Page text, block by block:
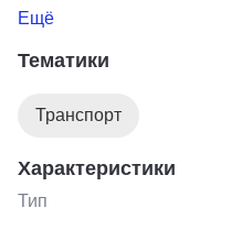
уделяется человеку труда
Ещё
Тематики
Транспорт
Характеристики
Тип